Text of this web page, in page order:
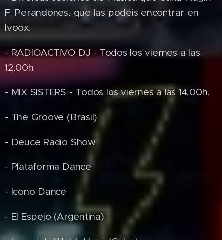
F. Perandones, que las podéis encontrar en
Ivoox.
- RADIOACTIVO DJ - Todos los viernes a las
12,00h
- MIX SISTERS - Todos los viernes a las 14,00h.
- The Groove (Brasil)
- Deuce Radio Show
- Plataforma Dance
- Icono Dance
- El Espejo (Argentina)